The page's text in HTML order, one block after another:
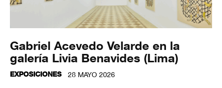
Gabriel Acevedo Velarde en la
galería Livia Benavides (Lima)
EXPOSICIONES 28 MAYO 2026